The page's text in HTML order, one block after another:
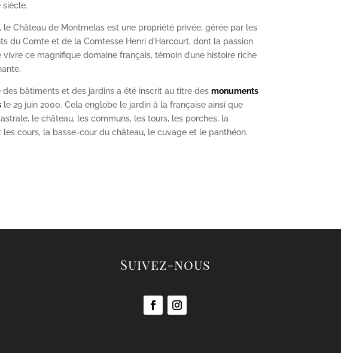
siècle.
le Château de Montmelas est une propriété privée, gérée par les
du Comte et de la Comtesse Henri d’Harcourt, dont la passion
vivre ce magnifique domaine français, témoin d’une histoire riche
des bâtiments et des jardins a été inscrit au titre des monuments
le 29 juin 2000. Cela englobe le jardin à la française ainsi que
le château, les communs, les tours, les porches, la
cours, la basse-cour du château, le cuvage et le panthéon.
Suivez-nous